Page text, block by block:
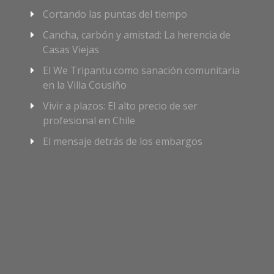
Cortando las puntas del tiempo
Cancha, carbón y amistad: La herencia de
Casas Viejas
El We Tripantu como sanación comunitaria
en la Villa Cousiño
Vivir a plazos: El alto precio de ser
profesional en Chile
El mensaje detrás de los embargos